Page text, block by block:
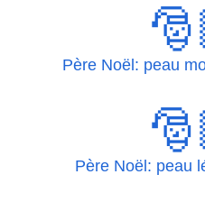
Père Noël: peau
Père Noël: peau